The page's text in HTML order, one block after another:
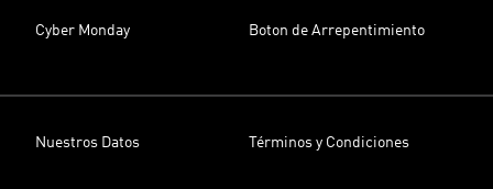
Cyber Monday Boton de Arrepentimiento
Nuestros Datos Términos y Condiciones